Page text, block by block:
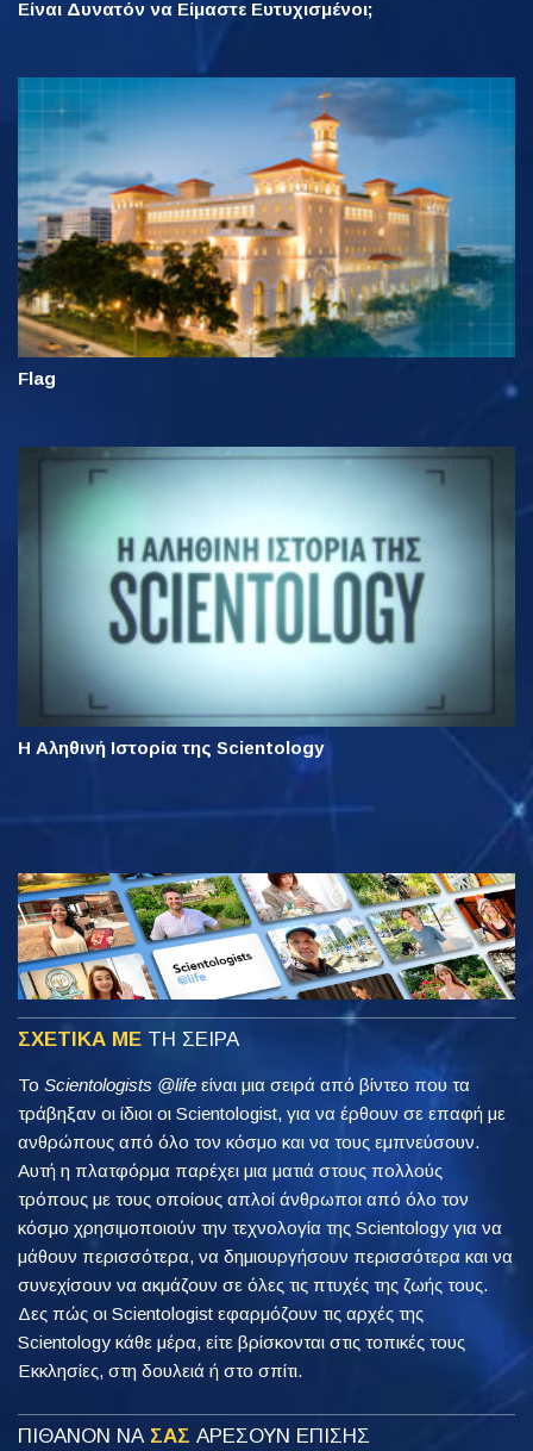
Είναι Δυνατόν να Είμαστε Ευτυχισμένοι;
Flag
Η Αληθινή Ιστορία της Scientology
ΣΧΕΤΙΚΑ ΜΕ ΤΗ ΣΕΙΡΑ
Το Scientologists @life είναι μια σειρά από βίντεο που τα
τράβηξαν οι ίδιοι οι Scientologist, για να έρθουν σε επαφή με
ανθρώπους από όλο τον κόσμο και να τους εμπνεύσουν.
Αυτή η πλατφόρμα παρέχει μια ματιά στους πολλούς
τρόπους με τους οποίους απλοί άνθρωποι από όλο τον
κόσμο χρησιμοποιούν την τεχνολογία της Scientology για να
μάθουν περισσότερα, να δημιουργήσουν περισσότερα και να
συνεχίσουν να ακμάζουν σε όλες τις πτυχές της ζωής τους.
Δες πώς οι Scientologist εφαρμόζουν τις αρχές της
Scientology κάθε μέρα, είτε βρίσκονται στις τοπικές τους
Εκκλησίες, στη δουλειά ή στο σπίτι.
ΠΙΘΑΝΟΝ ΝΑ ΣΑΣ ΑΡΕΣΟΥΝ ΕΠΙΣΗΣ